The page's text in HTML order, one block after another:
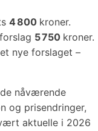
4 800 kroner.
5 750 kroner.
nye forslaget –
nåværende
og prisendringer,
aktuelle i 2026